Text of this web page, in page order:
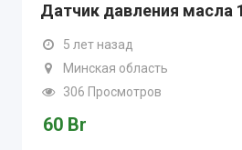
Датчик давления масла
5 лет назад
Минская область
306 Просмотров
60 Br